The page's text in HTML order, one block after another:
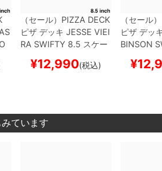
（セール） PIZZA DECK
ピザデッキ JESSE VIEI
RA SWIFTY 8.5 スケー
¥12,990(税込)
（セール）
ピザ デッ
BINSON
¥
ています